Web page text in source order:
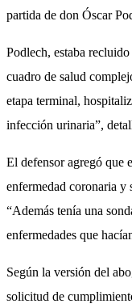
partida de don Óscar
Podlech, estaba
cuadro de salud
etapa terminal,
infección urinaria”,
El defensor agregó que
enfermedad coronaria y
“Además tenía una
enfermedades que
Según la versión del
solicitud de